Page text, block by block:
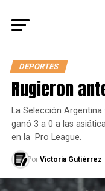
DEPORTES
Rugieron
La Selección
ganó 3 a 0 a las
en la Pro League.
Por Victoria Gutiérrez